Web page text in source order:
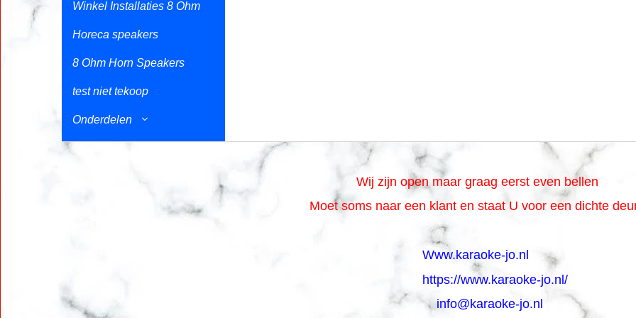
Winkel Installaties 8 Ohm
Horeca speakers
8 Ohm Horn Speakers
test niet tekoop
Onderdelen
Wij zijn open maar graag eerst even bellen
Moet soms naar een klant en staat U voor een dichte
Www.karaoke-jo.nl
https://www.karaoke-jo.nl/
info@karaoke-jo.nl